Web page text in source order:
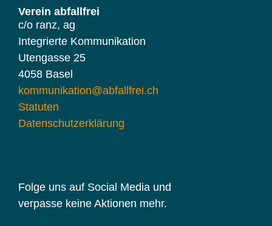
Verein abfallfrei
c/o ranz, ag
Integrierte Kommunikation
Utengasse 25
4058 Basel
kommunikation@abfallfrei.ch
Statuten
Datenschutzerklärung
Folge uns auf Social Media und
verpasse keine Aktionen mehr.